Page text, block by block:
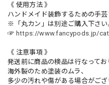
《 使用方法 》
ハンドメイド装飾するための手
※「丸カン」は別途ご購入下さい
☞ https://www.fancypods.jp/
《 注意事項 》
発送前に商品の検品は行なってお
海外製のため塗装のムラ、
多少の汚れや傷がある場合がござ